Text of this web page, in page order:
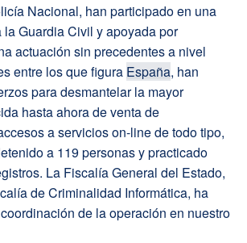
Nacional, han participado en una
Guardia Civil y apoyada por
actuación sin precedentes a nivel
entre los que figura España, han
para desmantelar la mayor
hasta ahora de venta de
a servicios on-line de todo tipo,
a 119 personas y practicado
La Fiscalía General del Estado,
de Criminalidad Informática, ha
de la operación en nuestro